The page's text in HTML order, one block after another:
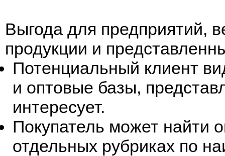
Выгода для предприятий,
продукции и
Потенциальный клиент
и оптовые базы,
интересует.
Покупатель может найти
отдельных рубриках по